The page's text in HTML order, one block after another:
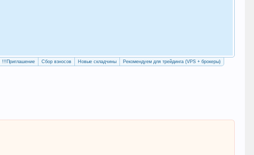
!!!Приглашение Сбор взносов Новые складчины Рекомендуем для трейдинга (VPS + брокеры)